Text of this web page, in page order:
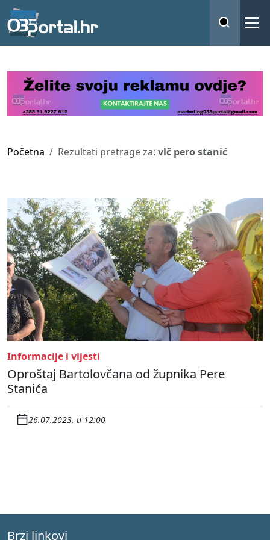
Početna Rezultati pretrage za: vlč pero stanić
Informacije i vijesti
Oproštaj Bartolovčana od župnika Pere
Stanića
26.07.2023. u 12:00
Brzi linkovi